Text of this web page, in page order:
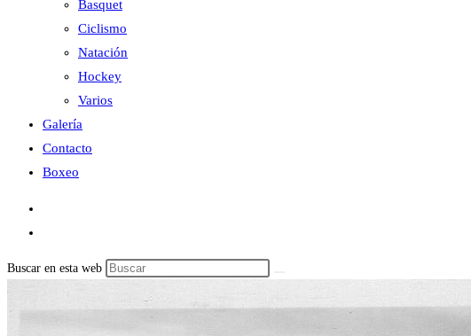
Basquet
Ciclismo
Natación
Hockey
Varios
Galería
Contacto
Boxeo
Buscar en esta web